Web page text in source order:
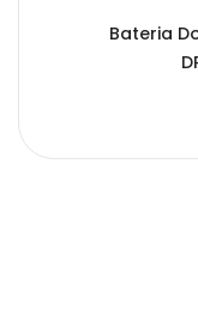
Certyfikaty
2.Numer
Bateria